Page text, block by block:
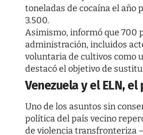
toneladas de cocaína el año
3.500.
Asimismo, informó que 700
administración, incluidos
voluntaria de cultivos como
destacó el objetivo de
Venezuela y el ELN,
Uno de los asuntos sin
política del país vecino
de violencia transfronteriza